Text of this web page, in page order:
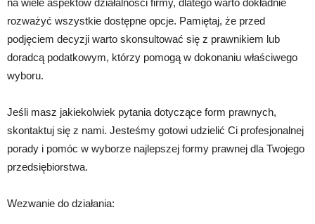
na wiele aspektów działalności firmy, dlatego warto dokładnie
rozważyć wszystkie dostępne opcje. Pamiętaj, że przed
podjęciem decyzji warto skonsultować się z prawnikiem lub
doradcą podatkowym, którzy pomogą w dokonaniu właściwego
wyboru.
Jeśli masz jakiekolwiek pytania dotyczące form prawnych,
skontaktuj się z nami. Jesteśmy gotowi udzielić Ci profesjonalnej
porady i pomóc w wyborze najlepszej formy prawnej dla Twojego
przedsiębiorstwa.
Wezwanie do działania: